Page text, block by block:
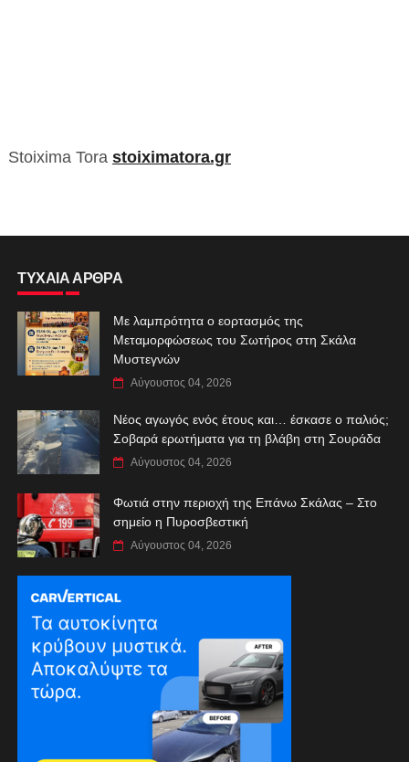
Stoixima Tora stoiximatora.gr
ΤΥΧΑΙΑ ΑΡΘΡΑ
Με λαμπρότητα ο εορτασμός της
Μεταμορφώσεως του Σωτήρος στη Σκάλα
Μυστεγνών
Αύγουστος 04, 2026
Νέος αγωγός ενός έτους και… έσκασε ο παλιός;
Σοβαρά ερωτήματα για τη βλάβη στη Σουράδα
Αύγουστος 04, 2026
Φωτιά στην περιοχή της Επάνω Σκάλας – Στο
σημείο η Πυροσβεστική
Αύγουστος 04, 2026